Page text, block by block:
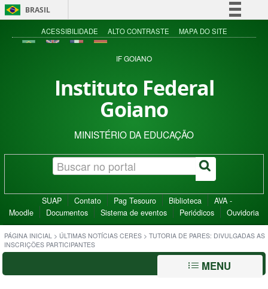
BRASIL
Simplifique!
Acesso à informação
ACESSIBILIDADE ALTO CONTRASTE MAPA DO SITE
IF GOIANO
Instituto Federal
Goiano
MINISTÉRIO DA EDUCAÇÃO
SUAP Contato Pag Tesouro Biblioteca
AVA -
Moodle
Documentos Sistema de eventos Periódicos Ouvidoria
PÁGINA INICIAL > ÚLTIMAS NOTÍCIAS CERES > TUTORIA DE PARES: DIVULGADAS AS
INSCRIÇÕES PARTICIPANTES
MENU